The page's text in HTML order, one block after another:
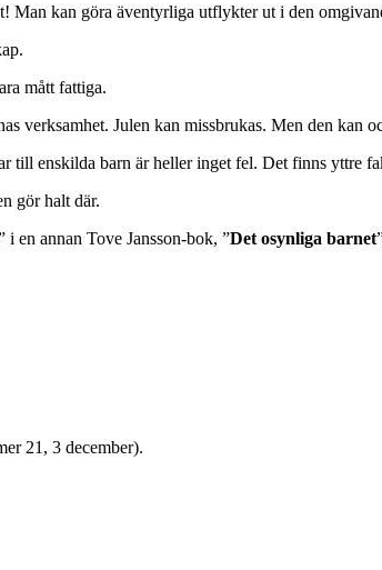
Man kan göra äventyrliga utflykter ut i den
mått fattiga.
verksamhet. Julen kan missbrukas. Men den kan
enskilda barn är heller inget fel. Det finns yttre
gör halt där.
en annan Tove Jansson-bok, ”Det osynliga barnet
21, 3 december).